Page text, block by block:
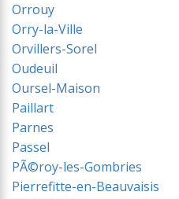
Orrouy
Orry-la-Ville
Orvillers-Sorel
Oudeuil
Oursel-Maison
Paillart
Parnes
Passel
PÃ©roy-les-Gombries
Pierrefitte-en-Beauvaisis